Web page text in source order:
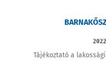
Tájékoztató a